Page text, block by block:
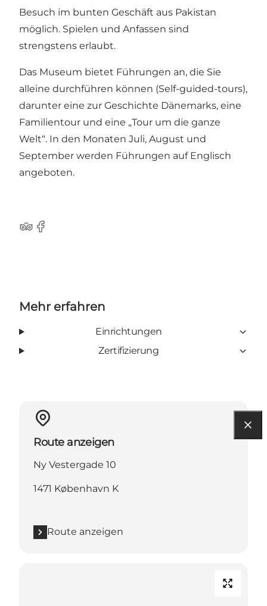
Besuch im bunten Geschäft aus Pakistan
möglich. Spielen und Anfassen sind
strengstens erlaubt.
Das Museum bietet Führungen an, die Sie
alleine durchführen können (Self-guided-tours),
darunter eine zur Geschichte Dänemarks, eine
Familientour und eine „Tour um die ganze
Welt“. In den Monaten Juli, August und
September werden Führungen auf Englisch
angeboten.
Tripadvisor
Facebook
Mehr erfahren
Einrichtungen
Zertifizierung
Route anzeigen
Ny Vestergade 10
1471 København K
Route anzeigen